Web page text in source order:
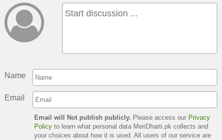
Name
Email
Email will Not publish publicly. Please access our Privacy
Policyto learn what personal data MeriDharti.pk collects and
your choices about how it is used. All users of our service are